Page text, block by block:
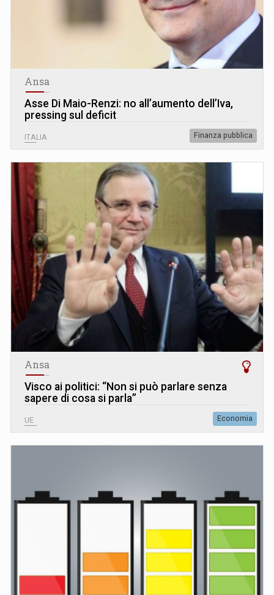
Ansa
Asse Di Maio-Renzi: no all’aumento dell’Iva,
pressing sul deficit
ITALIA Finanza pubblica
Ansa
Visco ai politici: “Non si può parlare senza
sapere di cosa si parla”
UE Economia